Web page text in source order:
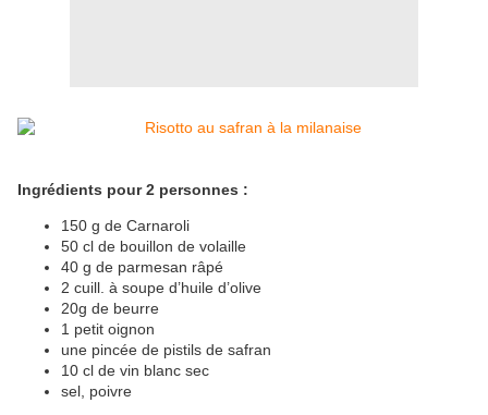
Ingrédients pour 2 personnes :
150 g de Carnaroli
50 cl de bouillon de volaille
40 g de parmesan râpé
2 cuill. à soupe d’huile d’olive
20g de beurre
1 petit oignon
une pincée de pistils de safran
10 cl de vin blanc sec
sel, poivre